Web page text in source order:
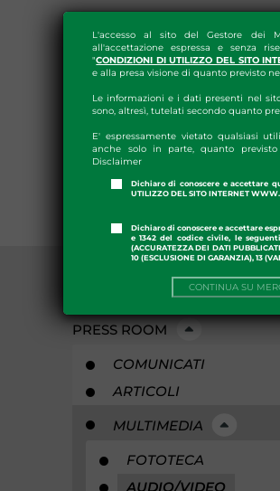
L'accesso al sito del Gestore dei
all'accettazione espressa e senza
"CONDIZIONI DI UTILIZZO DEL SITO
e alla presa visione di quanto previsto
Le informazioni e i dati presenti nel
sono, altresì, tutelati secondo quanto
E' espressamente vietato qualsiasi
anche solo in parte, quanto
Disclaimer
Dichiaro di conoscere e accettare
UTILIZZO DEL SITO INTERNET
Dichiaro di conoscere e accettare
e 1342 del codice civile, le
(ACCURATEZZA DEI DATI
10 (ESCLUSIONE DI GARANZIA), 13
CONTINUA SU
PRESS ROOM
COMUNICATI
ARTICOLI
MULTIMEDIA
FOTOTECA
AUDIO/VIDEO